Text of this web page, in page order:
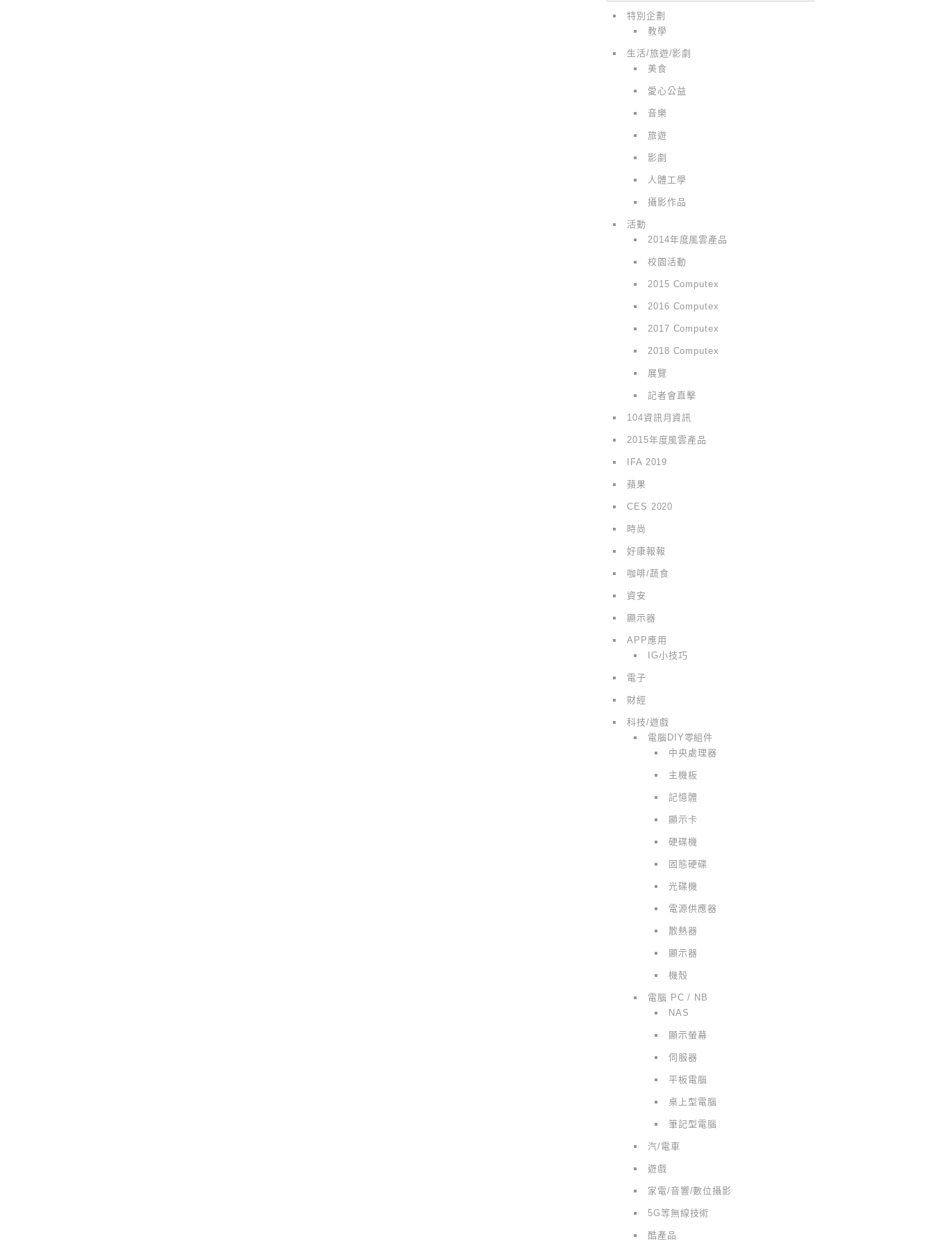
特別企劃
教學
生活/旅遊/影劇
美食
愛心公益
音樂
旅遊
影劇
人體工學
攝影作品
活動
2014年度風雲產品
校園活動
2015 Computex
2016 Computex
2017 Computex
2018 Computex
展覽
記者會直擊
104資訊月資訊
2015年度風雲產品
IFA 2019
蘋果
CES 2020
時尚
好康報報
咖啡/蔬食
資安
顯示器
APP應用
IG小技巧
電子
財經
科技/遊戲
電腦DIY零組件
中央處理器
主機板
記憶體
顯示卡
硬碟機
固態硬碟
光碟機
電源供應器
散熱器
顯示器
機殼
電腦 PC / NB
NAS
顯示螢幕
伺服器
平板電腦
桌上型電腦
筆記型電腦
汽/電車
遊戲
家電/音響/數位攝影
5G等無線技術
酷產品